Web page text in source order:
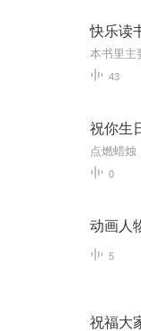
快乐读
43
祝你生
0
动画人
5
祝福大